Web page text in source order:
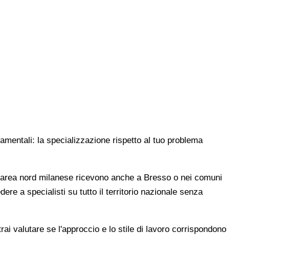
la specializzazione rispetto al tuo problema
nord milanese ricevono anche a Bresso o nei comuni
a specialisti su tutto il territorio nazionale senza
valutare se l'approccio e lo stile di lavoro corrispondono